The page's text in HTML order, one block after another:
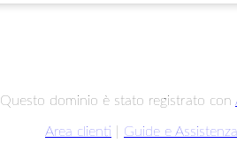
Questo dominio è stato registrato con
Area clienti Guide e Assistenza